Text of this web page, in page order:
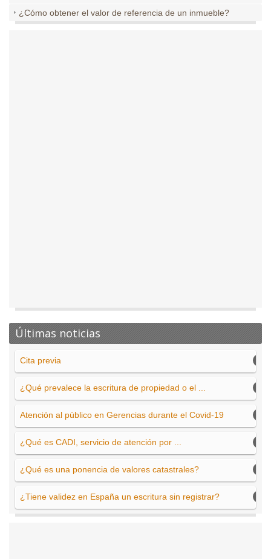
¿Cómo obtener el valor de referencia de un inmueble?
Últimas noticias
Cita previa
¿Qué prevalece la escritura de propiedad o el ...
Atención al público en Gerencias durante el Covid-19
¿Qué es CADI, servicio de atención por ...
¿Qué es una ponencia de valores catastrales?
¿Tiene validez en España un escritura sin registrar?